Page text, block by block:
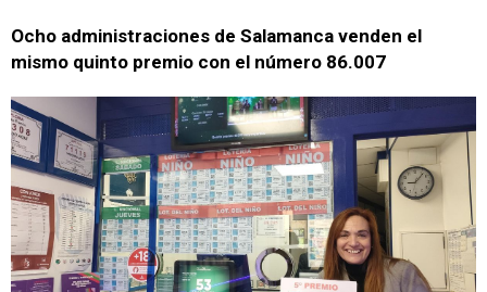
Ocho administraciones de Salamanca venden el
mismo quinto premio con el número 86.007